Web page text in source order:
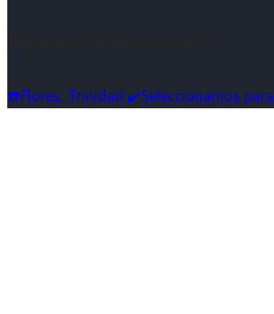
☎️Flores, Trinidad ✔️Seleccionamos para